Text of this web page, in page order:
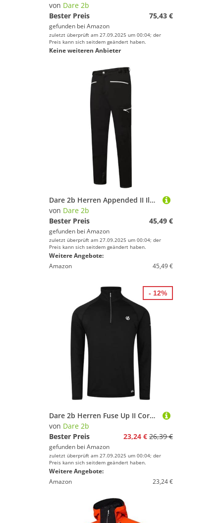
von Dare 2b
Bester Preis
75,43 €
gefunden bei Amazon
zuletzt überprüft am 27.09.2025 um 00:04; der
Preis kann sich seitdem geändert haben.
Keine weiteren Anbieter
Dare 2b Herren Appended II Ilus Hybrid with D-Lab Softshell Front and Core Stretch to The Back Trouser Hose, Schwarz, 81,3 cm (32 Zoll)
von Dare 2b
Bester Preis
45,49 €
gefunden bei Amazon
zuletzt überprüft am 27.09.2025 um 00:04; der
Preis kann sich seitdem geändert haben.
Weitere Angebote:
Amazon
45,49 €
Dare 2b Herren Fuse Up II Core Stretch Lightweight Quick Drying Half Length Inner Zip Chin Guard Dehnbare Mittelschicht, Schwarz, L
von Dare 2b
Bester Preis
23,24 € 26,39 €
gefunden bei Amazon
zuletzt überprüft am 27.09.2025 um 00:04; der
Preis kann sich seitdem geändert haben.
Weitere Angebote:
Amazon
23,24 €
- 12%